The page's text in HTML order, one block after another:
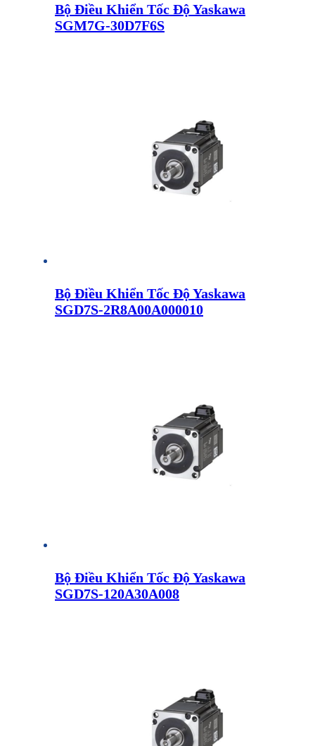
Bộ Điều Khiển Tốc Độ Yaskawa
SGM7G-30D7F6S
Bộ Điều Khiển Tốc Độ Yaskawa
SGD7S-2R8A00A000010
Bộ Điều Khiển Tốc Độ Yaskawa
SGD7S-120A30A008